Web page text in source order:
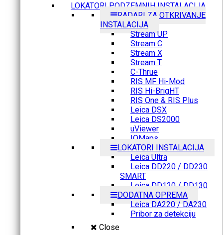
LOKATORI PODZEMNIH INSTALACIJA
RADARI ZA OTKRIVANJE
INSTALACIJA
Stream UP
Stream C
Stream X
Stream T
C-Thrue
RIS MF Hi-Mod
RIS Hi-BrigHT
RIS One & RIS Plus
Leica DSX
Leica DS2000
uViewer
IQMaps
LOKATORI INSTALACIJA
Leica Ultra
Leica DD220 / DD230
SMART
Leica DD120 / DD130
DODATNA OPREMA
Leica DA220 / DA230
Pribor za detekciju
Close